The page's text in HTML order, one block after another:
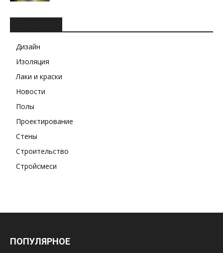
Дизайн
Изоляция
Лаки и краски
Новости
Полы
Проектирование
Стены
Строительство
Стройсмеси
ПОПУЛЯРНОЕ